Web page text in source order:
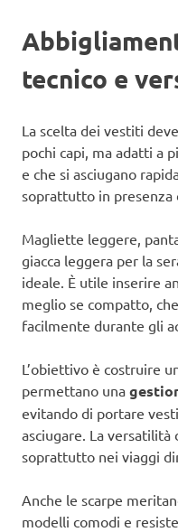
tecnico e
La scelta dei vestiti
pochi capi, ma adatti a
e che si asciugano
soprattutto in presenza
Magliette leggere,
giacca leggera per la
ideale. È utile inserire
meglio se compatto,
facilmente durante gli
L’obiettivo è costruire
permettano una
evitando di portare
asciugare. La
soprattutto nei viaggi
Anche le scarpe
modelli comodi e